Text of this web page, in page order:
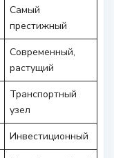
Самый
престижный
Современный,
растущий
Транспортный
узел
Инвестиционный